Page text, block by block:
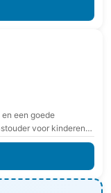
een goede
voor kinderen